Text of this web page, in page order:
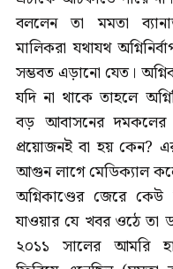
বললেন তা মমতা
মালিকরা যথাযথ
সম্ভবত এড়ানো যেত।
যদি না থাকে তাহলে
বড় আবাসনের দমকলের
প্রয়োজনই বা হয় কেন?
আগুন লাগে মেডিক্যাল
অগ্নিকাণ্ডের জেরে
যাওয়ার যে খবর ওঠে তা
২০১১ সালের আমরি